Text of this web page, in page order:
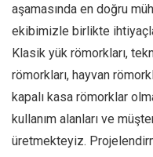
aşamasında en doğru
ekibimizle birlikte
Klasik yük römorkları,
römorkları, hayvan
kapalı kasa römorklar
kullanım alanları ve
üretmekteyiz.